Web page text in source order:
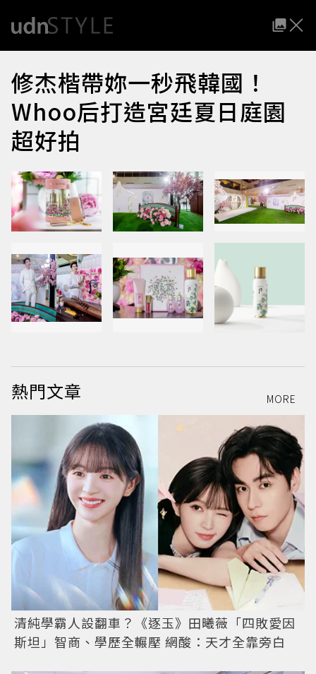
修杰楷帶妳一秒飛韓國！
Whoo后打造宮廷夏日庭園
超好拍
熱門文章 MORE
清純學霸人設翻車？《逐玉》田曦薇「四敗愛因
斯坦」智商、學歷全輾壓 網酸：天才全靠旁白